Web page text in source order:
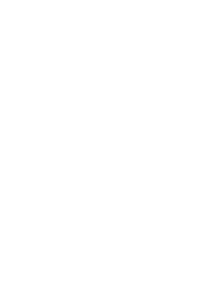
narrative formats and
strategies can support
skills such as the
phenomena on
based argumentation,
astronomical
that, although
included in the
implementation faces
such as gaps in initial
training, a shortage of